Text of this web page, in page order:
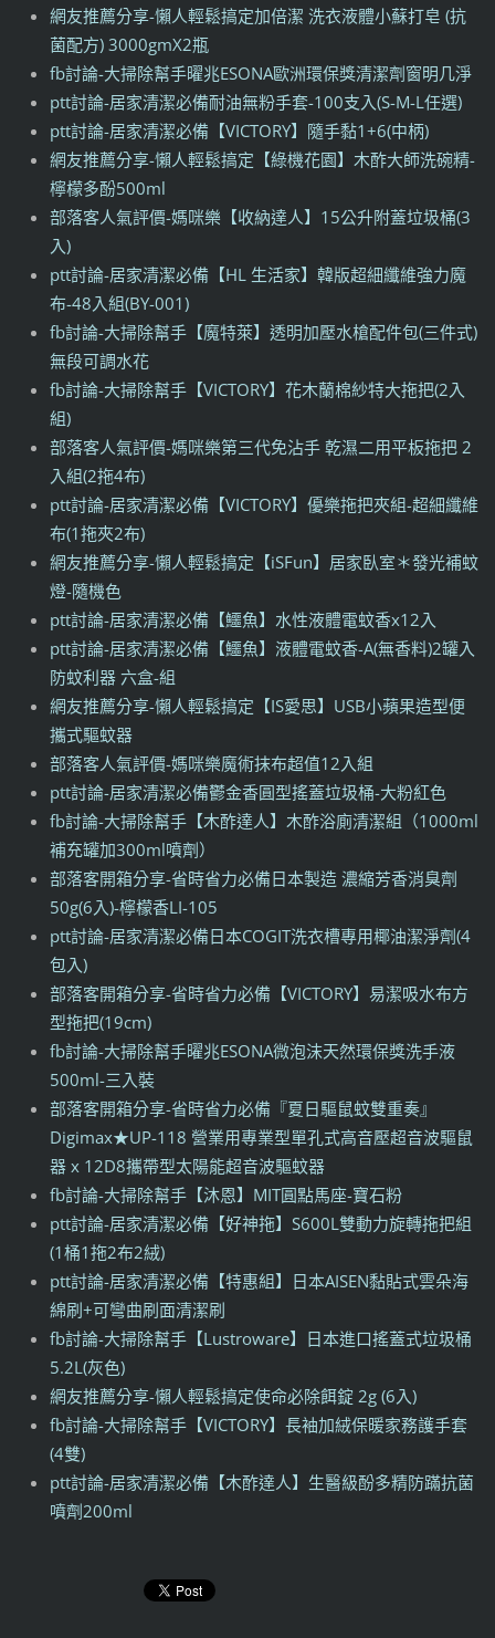
網友推薦分享-懶人輕鬆搞定加倍潔 洗衣液體小蘇打皂 (抗
菌配方) 3000gmX2瓶
fb討論-大掃除幫手曜兆ESONA歐洲環保獎清潔劑窗明几淨
ptt討論-居家清潔必備耐油無粉手套-100支入(S-M-L任選)
ptt討論-居家清潔必備【VICTORY】隨手黏1+6(中柄)
網友推薦分享-懶人輕鬆搞定【綠機花園】木酢大師洗碗精-
檸檬多酚500ml
部落客人氣評價-媽咪樂【收納達人】15公升附蓋垃圾桶(3
入)
ptt討論-居家清潔必備【HL 生活家】韓版超細纖維強力魔
布-48入組(BY-001)
fb討論-大掃除幫手【魔特萊】透明加壓水槍配件包(三件式)
無段可調水花
fb討論-大掃除幫手【VICTORY】花木蘭棉紗特大拖把(2入
組)
部落客人氣評價-媽咪樂第三代免沾手 乾濕二用平板拖把 2
入組(2拖4布)
ptt討論-居家清潔必備【VICTORY】優樂拖把夾組-超細纖維
布(1拖夾2布)
網友推薦分享-懶人輕鬆搞定【iSFun】居家臥室＊發光補蚊
燈-隨機色
ptt討論-居家清潔必備【鱷魚】水性液體電蚊香x12入
ptt討論-居家清潔必備【鱷魚】液體電蚊香-A(無香料)2罐入
防蚊利器 六盒-組
網友推薦分享-懶人輕鬆搞定【IS愛思】USB小蘋果造型便
攜式驅蚊器
部落客人氣評價-媽咪樂魔術抹布超值12入組
ptt討論-居家清潔必備鬱金香圓型搖蓋垃圾桶-大粉紅色
fb討論-大掃除幫手【木酢達人】木酢浴廁清潔組（1000ml
補充罐加300ml噴劑）
部落客開箱分享-省時省力必備日本製造 濃縮芳香消臭劑
50g(6入)-檸檬香LI-105
ptt討論-居家清潔必備日本COGIT洗衣槽專用椰油潔淨劑(4
包入)
部落客開箱分享-省時省力必備【VICTORY】易潔吸水布方
型拖把(19cm)
fb討論-大掃除幫手曜兆ESONA微泡沫天然環保獎洗手液
500ml-三入裝
部落客開箱分享-省時省力必備『夏日驅鼠蚊雙重奏』
Digimax★UP-118 營業用專業型單孔式高音壓超音波驅鼠
器 x 12D8攜帶型太陽能超音波驅蚊器
fb討論-大掃除幫手【沐恩】MIT圓點馬座-寶石粉
ptt討論-居家清潔必備【好神拖】S600L雙動力旋轉拖把組
(1桶1拖2布2絨)
ptt討論-居家清潔必備【特惠組】日本AISEN黏貼式雲朵海
綿刷+可彎曲刷面清潔刷
fb討論-大掃除幫手【Lustroware】日本進口搖蓋式垃圾桶
5.2L(灰色)
網友推薦分享-懶人輕鬆搞定使命必除餌錠 2g (6入)
fb討論-大掃除幫手【VICTORY】長袖加絨保暖家務護手套
(4雙)
ptt討論-居家清潔必備【木酢達人】生醫級酚多精防蹣抗菌
噴劑200ml